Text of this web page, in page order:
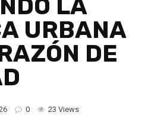
LA
URBANA
DE
0 23 Views